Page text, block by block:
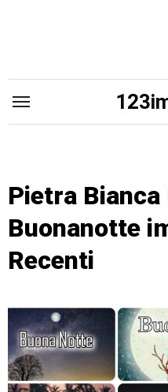
Pietra
Buonanotte
Recenti